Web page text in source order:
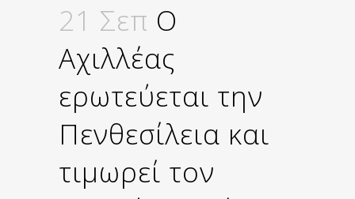
21 Σεπ Ο
Αχιλλέας
ερωτεύεται την
Πενθεσίλεια και
τιμωρεί τον